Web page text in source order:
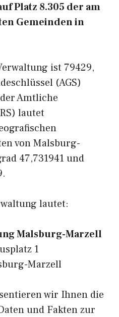
Platz 8.305 der am
Gemeinden in
ist 79429,
(AGS)
Amtliche
lautet
von Malsburg-
47,731941 und
lautet:
Malsburg-Marzell
1
Marzell
wir Ihnen die
und Fakten zur